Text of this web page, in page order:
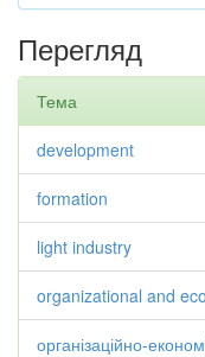
Перегляд
Тема
development
formation
light industry
organizational and
організаційно-